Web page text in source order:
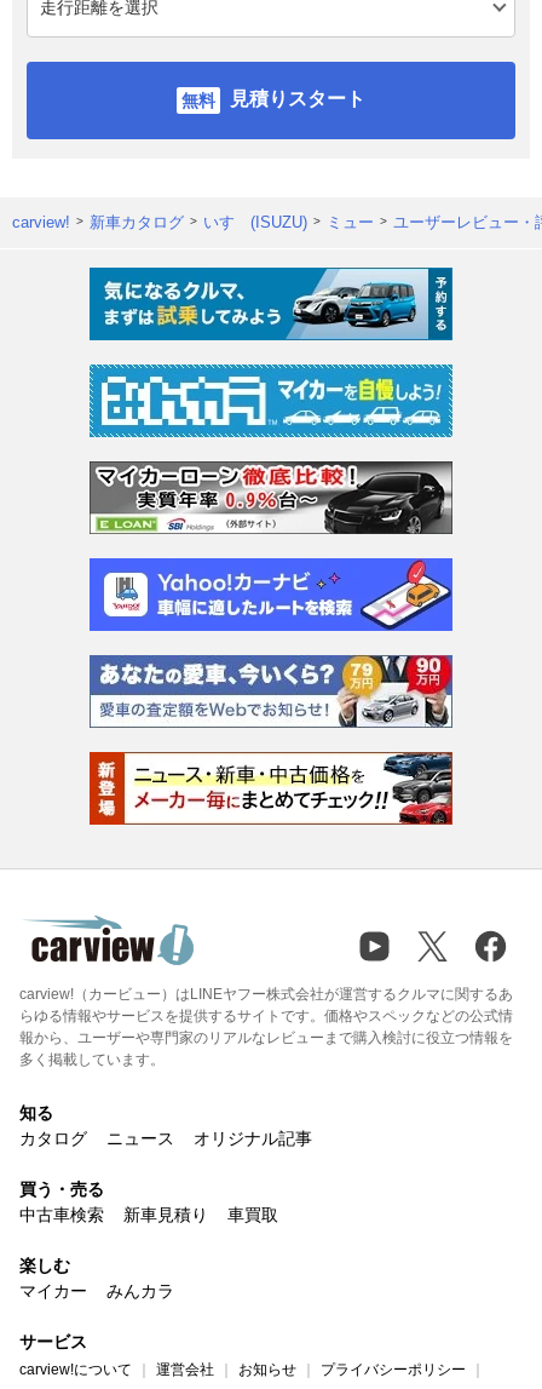
見積りスタート
carview! 新車カタログ いすゞ(ISUZU) ミュー ユーザーレビュー・
carview!（カービュー）はLINEヤフー株式会社が運営するクルマに関するあ
らゆる情報やサービスを提供するサイトです。価格やスペックなどの公式情
報から、ユーザーや専門家のリアルなレビューまで購入検討に役立つ情報を
多く掲載しています。
知る
カタログ
ニュース オリジナル記事
買う・売る
中古車検索
新車見積り 車買取
楽しむ
マイカー
みんカラ
サービス
carview!について 運営会社 お知らせ プライバシーポリシー